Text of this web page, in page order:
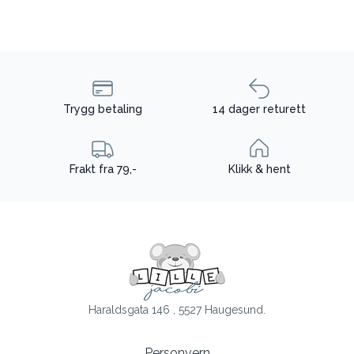
Trygg betaling 14 dager returett
Frakt fra 79,- Klikk & hent
Haraldsgata 146 , 5527 Haugesund.